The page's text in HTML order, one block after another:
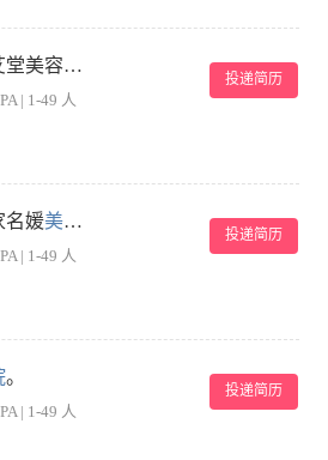
工专业手法、服务能力及销售能力。 店务管
紧急情况及客户投诉处理。 任职要求： 1.形
的职业道德，出色的沟通能力、亲和力、抗
能力。 公司优势： 1.美容行业头部企业，
小区住宿+年终奖+带薪假期； 2.年度体检
39号京瀚教育3楼（东料理旁）
滁州市南谯区中艾堂美容中心
| 1-49 人
投递简历
及耗材，确保合理使用 5、分析市场动态，
要求】 1、高中及以上学历，5年以上美容行
强的市场分析及营销策划能力，能独立制定
持有美容师资格证书及相关管理证书者优先
名媛美容院
| 1-49 人
投递简历
。
| 1-49 人
投递简历